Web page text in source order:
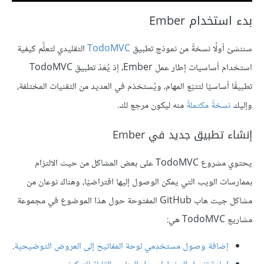
بدء استخدام Ember
سننشئ أولًا نسخةً من نموذج تطبيقTodoMVCالتقليدي لتعلُّم كيفية
استخدام أساسيات إطار عمل Ember، إذ يُعَدّ تطبيق TodoMVC
تطبيقًا أساسيًا لتتبّع المهام، ويُستخدَم في العديد من التقنيات المختلفة،
وإليكنسخةً مكتملةًمنه ليكون مرجع لك.
إنشاء تطبيق جديد في Ember
يحتوي مشروع TodoMVC على بعض المشاكل من حيث الالتزام
بممارسات الويب التي يمكن الوصول إليها افتراضيًا، وهناك نوعان من
مشاكل جيت هاب GitHub المفتوحة حول هذا الموضوع في مجموعة
مشاريع TodoMVC هي:
إضافة وصول مستخدِمي لوحة المفاتيح إلى العروض التوضيحية.